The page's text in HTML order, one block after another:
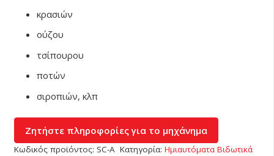
κρασιών
ούζου
τσίπουρου
ποτών
σιροπιών, κλπ
Κωδικός προϊόντος: SC-Α Κατηγορία: Ημιαυτόματα Βιδωτικά